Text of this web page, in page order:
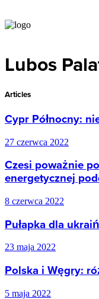
Lubos
Articles
Cypr Północny:
27 czerwca 2022
Czesi poważnie
energetycznej
8 czerwca 2022
Pułapka dla
23 maja 2022
Polska i Węgry:
5 maja 2022